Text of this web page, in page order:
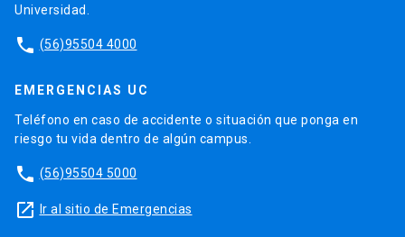
Universidad.
phone (56)95504 4000
EMERGENCIAS UC
Teléfono en caso de accidente o situación que ponga en
riesgo tu vida dentro de algún campus.
phone (56)95504 5000
launch Ir al sitio de Emergencias